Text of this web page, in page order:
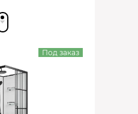
Под заказ